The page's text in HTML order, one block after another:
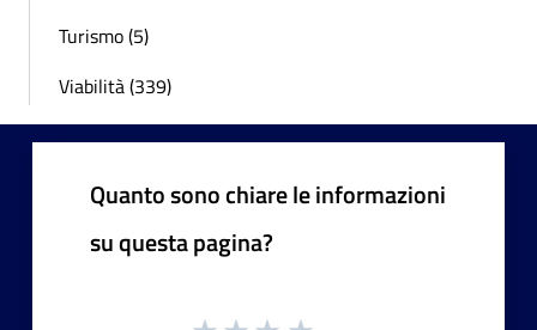
Turismo (5)
Viabilità (339)
Quanto sono chiare le informazioni
su questa pagina?